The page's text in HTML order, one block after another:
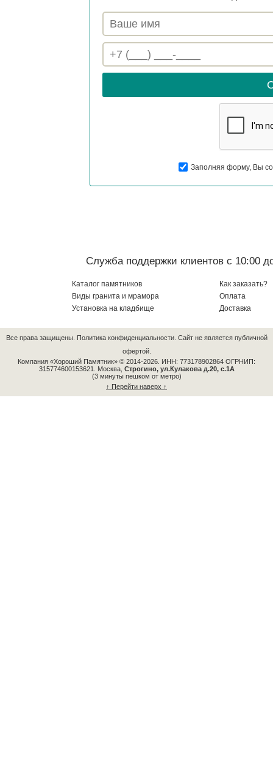
Заполняя форму, Вы
Служба поддержки клиентов с 10:00
Каталог памятников
Виды гранита и мрамора
Установка на кладбище
Как заказать?
Оплата
Доставка
Все права защищены. Политика конфиденциальности. Сайт не является публичной
офертой.
Компания «Хороший Памятник» © 2014-2026. ИНН: 773178902864 ОГРНИП:
315774600153621.
Москва, Строгино, ул.Кулакова д.20, с.1А
(3 минуты пешком от метро)
↑ Перейти наверх ↑